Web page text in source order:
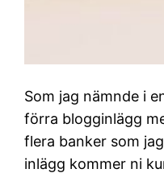
Som jag nämnde i
förra blogginlägg
flera banker som
inlägg kommer ni